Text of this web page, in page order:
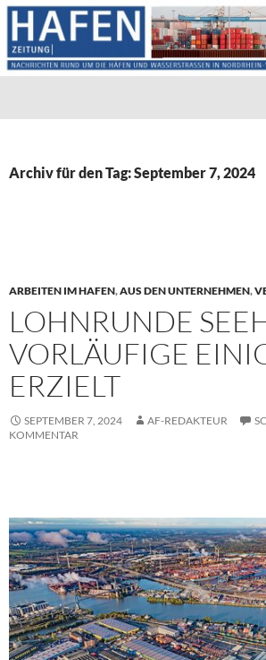
Archiv für den Tag: September 7, 2024
ARBEITEN IM HAFEN,AUS DEN UNTERNEHMEN,
LOHNRUNDE
VORLÄUFIGE
ERZIELT
SEPTEMBER 7, 2024 AF-REDAKTEUR
KOMMENTAR